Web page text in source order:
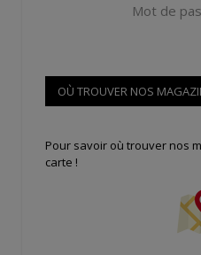
Mot de
OÙ TROUVER NOS
Pour savoir où trouver nos
carte !